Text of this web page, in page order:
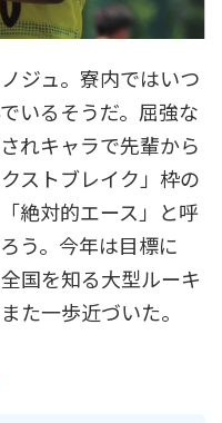
ジュ。寮内ではいつ
いるそうだ。屈強な
れキャラで先輩から
ストブレイク」枠の
絶対的エース」と呼
う。今年は目標に
国を知る大型ルーキ
た一歩近づいた。